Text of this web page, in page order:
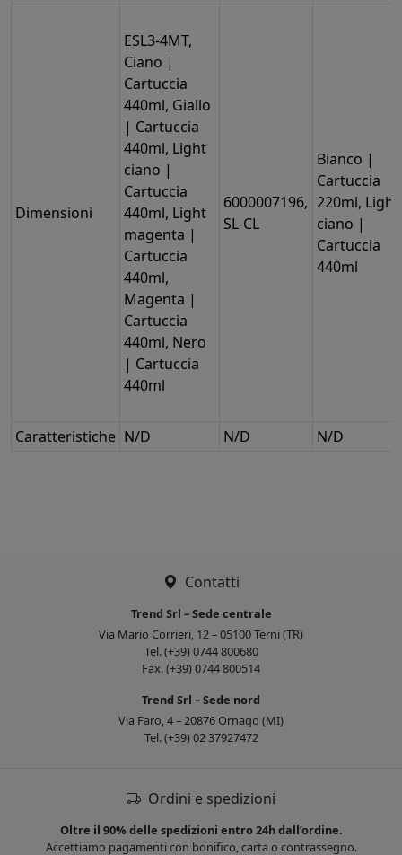
Dimensioni
ESL3-4MT,
Ciano |
Cartuccia
440ml, Giallo
| Cartuccia
440ml, Light
ciano |
Cartuccia
440ml, Light
magenta |
Cartuccia
440ml,
Magenta |
Cartuccia
440ml, Nero
| Cartuccia
440ml
6000007196,
SL-CL
Bianco |
Cartuccia
220ml, Light
ciano |
Cartuccia
440ml
Caratteristiche N/D N/D N/D
Contatti
Trend Srl – Sede centrale
Via Mario Corrieri, 12 – 05100 Terni (TR)
Tel. (+39) 0744 800680
Fax. (+39) 0744 800514
Trend Srl – Sede nord
Via Faro, 4 – 20876 Ornago (MI)
Tel. (+39) 02 37927472
Ordini e spedizioni
Oltre il 90% delle spedizioni entro 24h dall’ordine.
Accettiamo pagamenti con bonifico, carta o contrassegno.